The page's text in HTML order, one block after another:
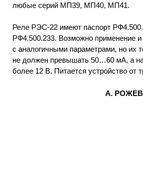
любые серий МП39, МП40, МП41.
Реле РЭС-22 имеют паспорт
РФ4.500.233. Возможно применение и
с аналогичными параметрами, но их
не должен превышать 50…60 мА, а
более 12 В. Питается устройство от
А.